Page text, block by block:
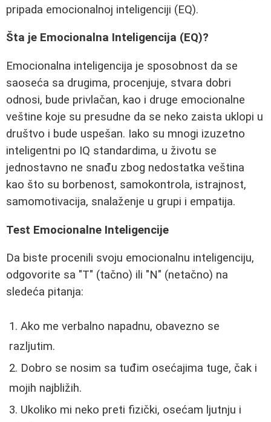
pripada emocionalnoj inteligenciji (EQ).
Šta je Emocionalna Inteligencija (EQ)?
Emocionalna inteligencija je sposobnost da se
saoseća sa drugima, procenjuje, stvara dobri
odnosi, bude privlačan, kao i druge emocionalne
veštine koje su presudne da se neko zaista uklopi u
društvo i bude uspešan. Iako su mnogi izuzetno
inteligentni po IQ standardima, u životu se
jednostavno ne snađu zbog nedostatka veština
kao što su borbenost, samokontrola, istrajnost,
samomotivacija, snalaženje u grupi i empatija.
Test Emocionalne Inteligencije
Da biste procenili svoju emocionalnu inteligenciju,
odgovorite sa "T" (tačno) ili "N" (netačno) na
sledeća pitanja:
Ako me verbalno napadnu, obavezno se
razljutim.
Dobro se nosim sa tuđim osećajima tuge, čak i
mojih najbližih.
Ukoliko mi neko preti fizički, osećam ljutnju i